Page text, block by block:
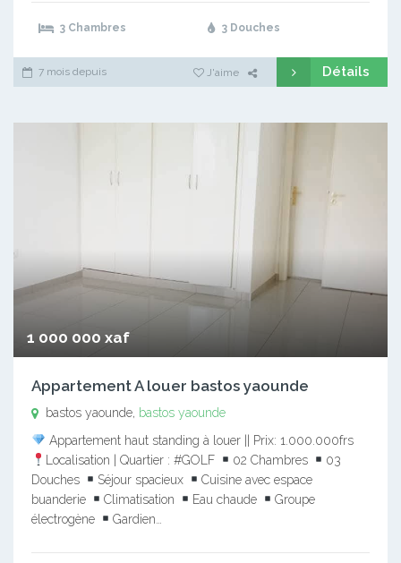
3 Chambres 3 Douches
7 mois depuis J'aime Détails
1 000 000 xaf
Appartement A louer bastos yaounde
bastos yaounde, bastos yaounde
Appartement haut standing à louer || Prix: 1.000.000frs
Localisation | Quartier : #GOLF
02 Chambres
03
Douches
Séjour spacieux
Cuisine avec espace
buanderie
Climatisation Eau chaude
Groupe
électrogène
Gardien…